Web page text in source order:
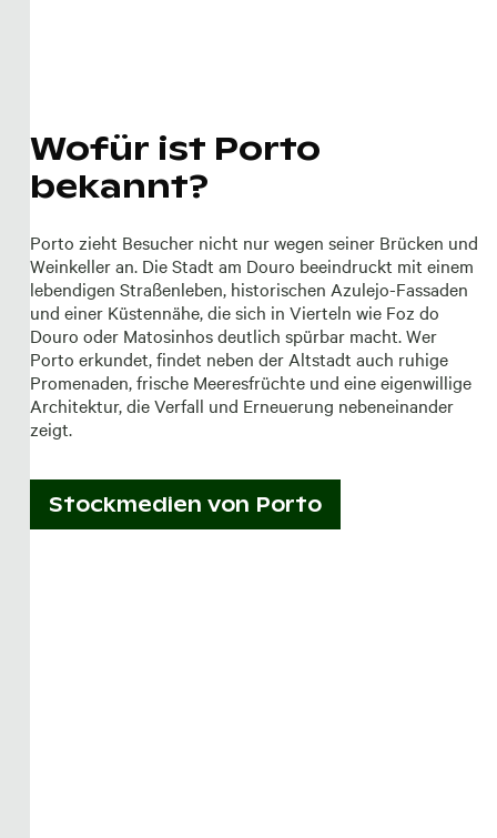
Wofür ist Porto
bekannt?
Porto zieht Besucher nicht nur wegen seiner Brücken und
Weinkeller an. Die Stadt am Douro beeindruckt mit einem
lebendigen Straßenleben, historischen Azulejo-Fassaden
und einer Küstennähe, die sich in Vierteln wie Foz do
Douro oder Matosinhos deutlich spürbar macht. Wer
Porto erkundet, findet neben der Altstadt auch ruhige
Promenaden, frische Meeresfrüchte und eine eigenwillige
Architektur, die Verfall und Erneuerung nebeneinander
zeigt.
Stockmedien von Porto